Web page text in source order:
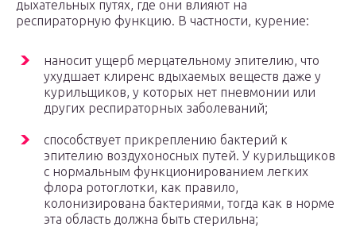
дыхательных путях, где они влияют на
респираторную функцию. В частности, курение:
наносит ущерб мерцательному эпителию, что
ухудшает клиренс вдыхаемых веществ даже у
курильщиков, у которых нет пневмонии или
других респираторных заболеваний;
способствует прикреплению бактерий к
эпителию воздухоносных путей. У курильщиков
с нормальным функционированием легких
флора ротоглотки, как правило,
колонизирована бактериями, тогда как в норме
эта область должна быть стерильна;